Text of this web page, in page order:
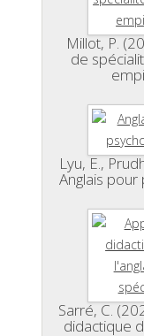
Millot, P.
de
Lyu, E.,
Anglais pour
Sarré, C.
didactique